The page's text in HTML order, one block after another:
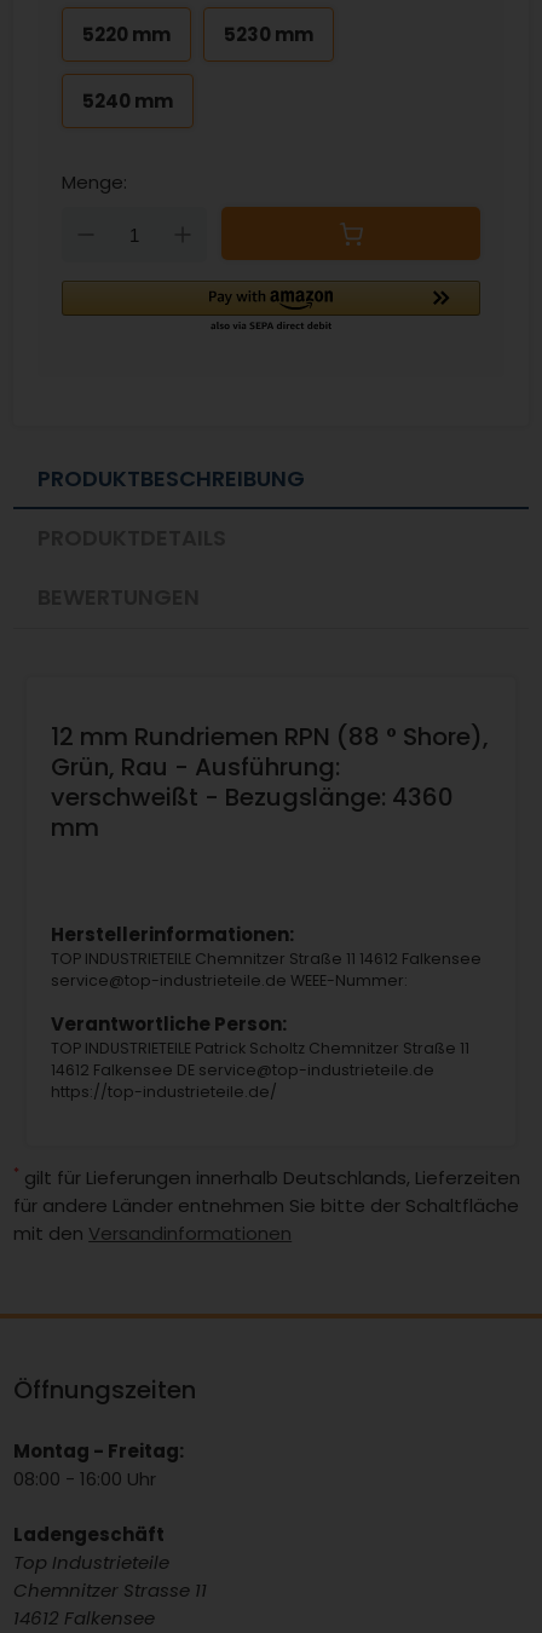
5220 mm 5230 mm
5240 mm
Menge:
Down
PRODUKTBESCHREIBUNG
12 mm Rundriemen RPN (88 ° Shore),
Grün, Rau - Ausführung:
verschweißt - Bezugslänge: 4360
mm
Herstellerinformationen:
TOP INDUSTRIETEILE Chemnitzer Straße 11 14612 Falkensee
service@top-industrieteile.de WEEE-Nummer:
Verantwortliche Person:
TOP INDUSTRIETEILE Patrick Scholtz Chemnitzer Straße 11
14612 Falkensee DE service@top-industrieteile.de
https://top-industrieteile.de/
* gilt für Lieferungen innerhalb Deutschlands, Lieferzeiten
für andere Länder entnehmen Sie bitte der Schaltfläche
mit den Versandinformationen
Öffnungszeiten
Montag - Freitag:
08:00 - 16:00 Uhr
Ladengeschäft
Top Industrieteile
Chemnitzer Strasse 11
14612 Falkensee